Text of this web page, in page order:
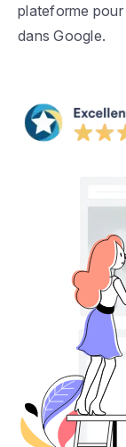
plateforme pour
dans Google.